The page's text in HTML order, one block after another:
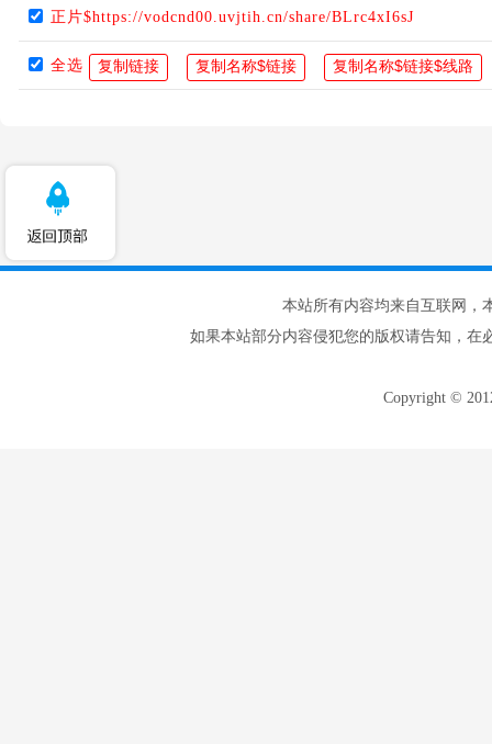
正片$https://vodcnd00.uvjtih.cn/share/BLrc4xI6sJ
全选
本站所有内容均来自互联网，
如果本站部分内容侵犯您的版权请告知，在
Copyright ©